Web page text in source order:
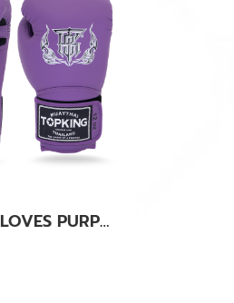
TOPKING GLOVES PURPLE SUPER AIR